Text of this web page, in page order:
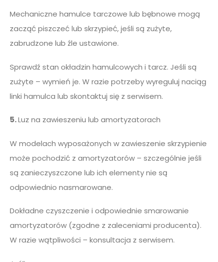
Mechaniczne hamulce tarczowe lub bębnowe mogą
zacząć piszczeć lub skrzypieć, jeśli są zużyte,
zabrudzone lub źle ustawione.
Sprawdź stan okładzin hamulcowych i tarcz. Jeśli są
zużyte – wymień je. W razie potrzeby wyreguluj naciąg
linki hamulca lub skontaktuj się z serwisem.
5.Luz na zawieszeniu lub amortyzatorach
W modelach wyposażonych w zawieszenie skrzypienie
może pochodzić z amortyzatorów – szczególnie jeśli
są zanieczyszczone lub ich elementy nie są
odpowiednio nasmarowane.
Dokładne czyszczenie i odpowiednie smarowanie
amortyzatorów (zgodne z zaleceniami producenta).
W razie wątpliwości – konsultacja z serwisem.